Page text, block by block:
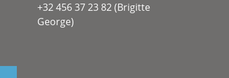
+32 456 37 23 82 (Brigitte
George)